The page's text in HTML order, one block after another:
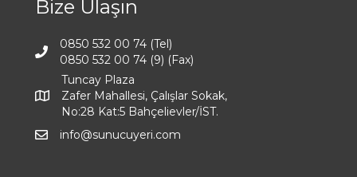
Bize Ulaşın
0850 532 00 74 (Tel)
0850 532 00 74 (9) (Fax)
Tuncay Plaza
Zafer Mahallesi, Çalışlar Sokak,
No:28 Kat:5 Bahçelievler/İST.
info@sunucuyeri.com